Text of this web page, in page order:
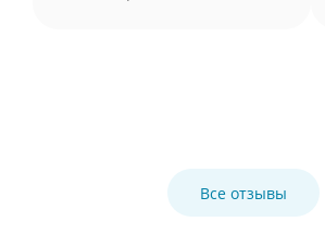
Все отзывы